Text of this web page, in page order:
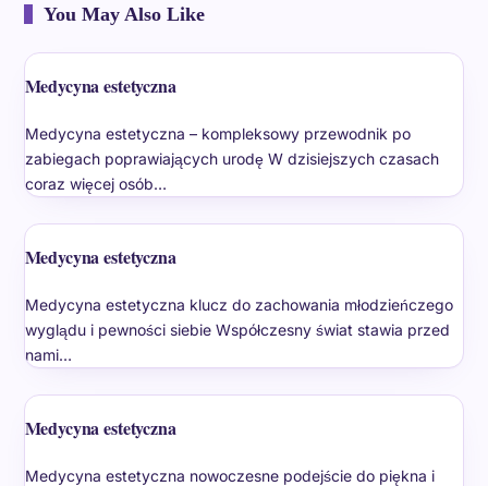
You May Also Like
Medycyna estetyczna
Medycyna estetyczna – kompleksowy przewodnik po
zabiegach poprawiających urodę W dzisiejszych czasach
coraz więcej osób…
Medycyna estetyczna
Medycyna estetyczna klucz do zachowania młodzieńczego
wyglądu i pewności siebie Współczesny świat stawia przed
nami…
Medycyna estetyczna
Medycyna estetyczna nowoczesne podejście do piękna i